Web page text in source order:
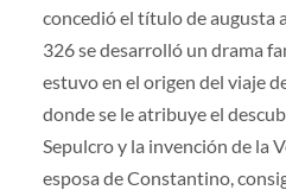
concedió el título de augusta
326 se desarrolló un drama
estuvo en el origen del viaje
donde se le atribuye el
Sepulcro y la invención de la
esposa de Constantino,